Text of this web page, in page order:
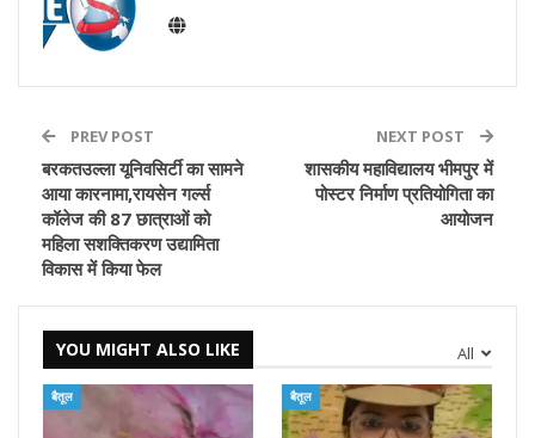
PREV POST
बरकतउल्ला यूनिवसिर्टी का सामने
आया कारनामा,रायसेन गर्ल्स
कॉलेज की 87 छात्राओं को
महिला सशक्तिकरण उद्यामिता
विकास में किया फेल
NEXT POST
शासकीय महाविद्यालय भीमपुर में
पोस्टर निर्माण प्रतियोगिता का
आयोजन
All
YOU MIGHT ALSO LIKE
बैतूल बैतूल